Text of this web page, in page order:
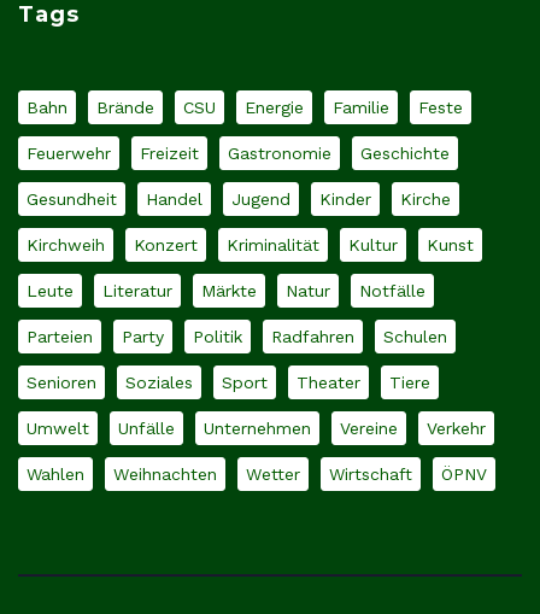
Tags
Bahn Brände CSU Energie Familie Feste
Feuerwehr Freizeit Gastronomie Geschichte
Gesundheit Handel Jugend Kinder Kirche
Kirchweih Konzert Kriminalität Kultur Kunst
Leute Literatur Märkte Natur Notfälle
Parteien Party Politik Radfahren Schulen
Senioren Soziales Sport Theater Tiere
Umwelt Unfälle Unternehmen Vereine Verkehr
Wahlen Weihnachten Wetter Wirtschaft ÖPNV